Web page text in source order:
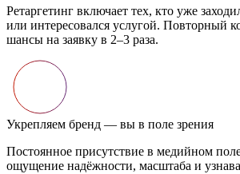
на сайт
повышает
Клиент